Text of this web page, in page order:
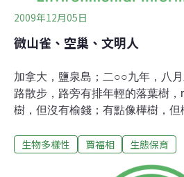
2009年12月05日
微山雀、空巢、文明人
加拿大，鹽泉島；二○○九年，八
路散步，路旁有排年輕的落葉樹
樹，但沒有榆錢；有點像樺樹，
萬，不到一個月就把樹葉吃光。禿
生物多樣性 賈福相 生態保育